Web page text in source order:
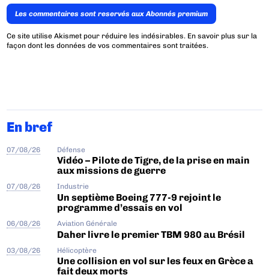
Les commentaires sont reservés aux Abonnés premium
Ce site utilise Akismet pour réduire les indésirables. En savoir plus sur la
façon dont les données de vos commentaires sont traitées.
En bref
07/08/26 Défense
Vidéo – Pilote de Tigre, de la prise en main
aux missions de guerre
07/08/26 Industrie
Un septième Boeing 777-9 rejoint le
programme d’essais en vol
06/08/26 Aviation Générale
Daher livre le premier TBM 980 au Brésil
03/08/26 Hélicoptère
Une collision en vol sur les feux en Grèce a
fait deux morts